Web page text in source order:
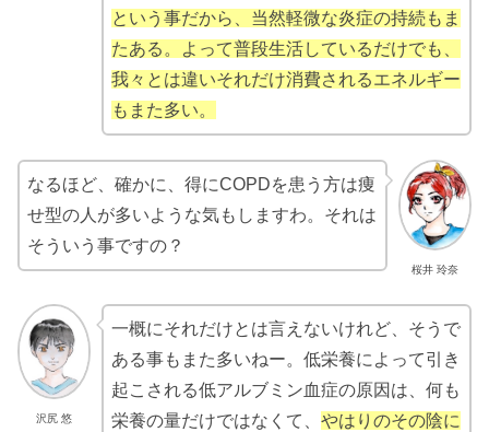
という事だから、当然軽微な炎症の持続もま
たある。よって普段生活しているだけでも、
我々とは違いそれだけ消費されるエネルギー
もまた多い。
桜井 玲奈
なるほど、確かに、得にCOPDを患う方は痩
せ型の人が多いような気もしますわ。それは
そういう事ですの？
沢尻 悠
一概にそれだけとは言えないけれど、そうで
ある事もまた多いねー。低栄養によって引き
起こされる低アルブミン血症の原因は、何も
栄養の量だけではなくて、 やはりのその陰に